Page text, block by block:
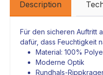
Description
Für den sicheren Auftritt
dafür, dass Feuchtigkeit
Material: 100%
Moderne Optik
Rundhals-